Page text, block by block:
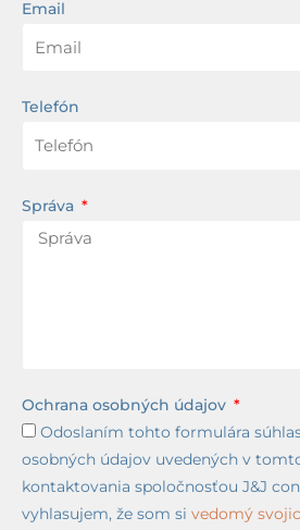
Email
Telefón
Správa
Ochrana osobných údajov
Odoslaním tohto formulára
osobných údajov uvedených v
kontaktovania spoločnosťou J&J
vyhlasujem, že som si vedomý